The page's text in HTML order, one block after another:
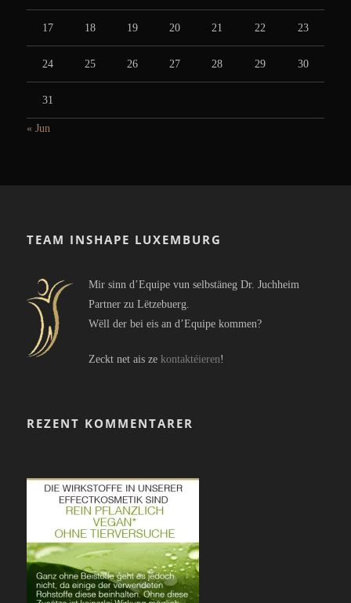
17 18 19 20 21 22 23
24 25 26 27 28 29 30
31
« Jun
TEAM INSHAPE LUXEMBURG
Mir sinn d’Equipe vun selbstäneg Dr. Juchheim
Partner zu Lëtzebuerg.
Wëll der bei eis an d’Equipe kommen?
Zeckt net ais ze kontaktéieren!
REZENT KOMMENTARER